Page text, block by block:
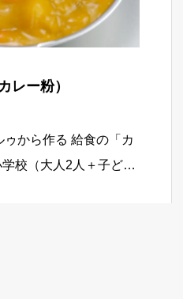
レー粉）
から作る 給食の「カ
校（大人2人＋子ども